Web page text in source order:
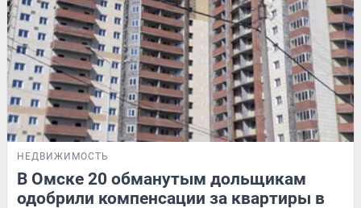
НЕДВИЖИМОСТЬ
В Омске 20 обманутым дольщикам
одобрили компенсации за квартиры в